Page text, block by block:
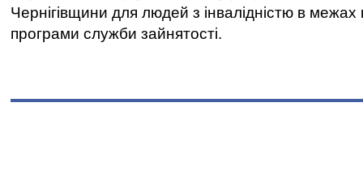
Чернігівщини для людей з інвалідністю в межах
програми служби зайнятості.